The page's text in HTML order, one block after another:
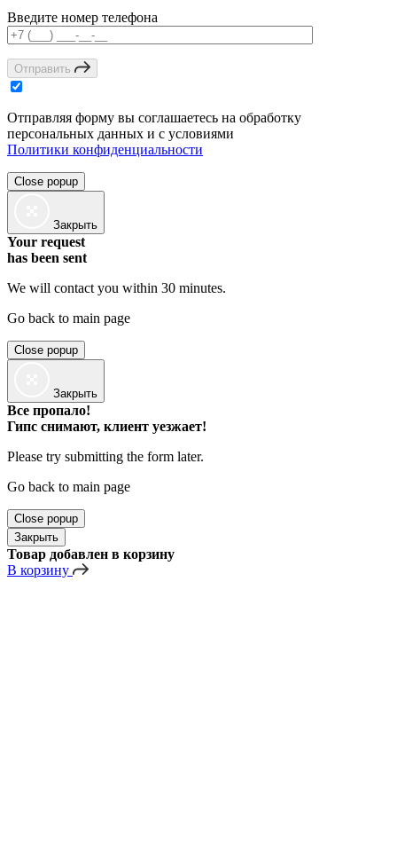
Введите номер телефона
Отправить
Отправляя форму вы соглашаетесь на обработку
персональных данных и с условиями
Политики конфиденциальности
Close popup
Закрыть
Your request
has been sent
We will contact you within 30 minutes.
Go back to main page
Close popup
Закрыть
Все пропало!
Гипс снимают, клиент уезжает!
Please try submitting the form later.
Go back to main page
Close popup
Закрыть
Товар добавлен в корзину
В корзину